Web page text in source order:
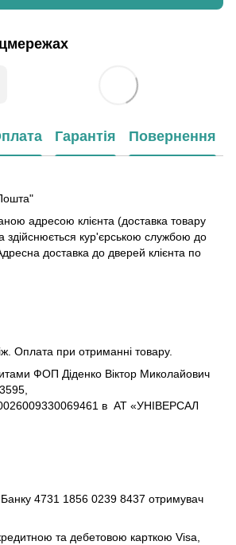
Гарантія Повернення
адресою клієнта (доставка товару
здійснюється кур'єрською службою до
доставка до дверей клієнта по
Оплата при отриманні товару.
ФОП Діденко Віктор Миколайович
в АТ «УНІВЕРСАЛ
4731 1856 0239 8437 отримувач
та дебетовою карткою Visa,